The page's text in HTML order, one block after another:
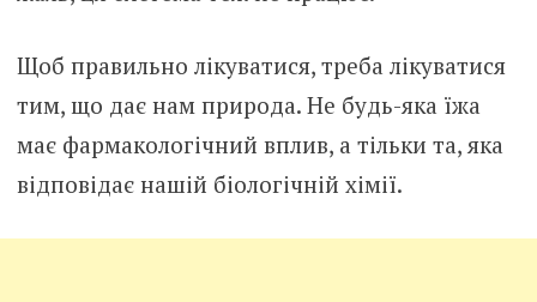
Щоб правильно лікуватися, треба лікуватися
тим, що дає нам природа. Не будь-яка їжа
має фармакологічний вплив, а тільки та, яка
відповідає нашій біологічній хімії.